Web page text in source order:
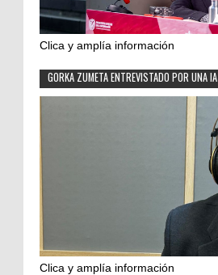
Clica y amplía información
GORKA ZUMETA ENTREVISTADO POR UNA IA
Clica y amplía información